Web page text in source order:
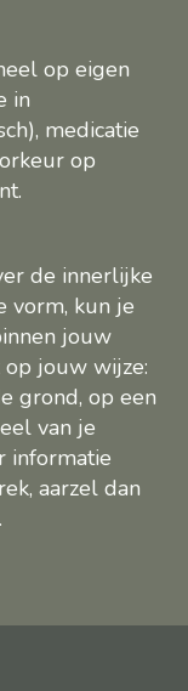
op eigen
in
medicatie
op
de innerlijke
vorm, kun je
jouw
op jouw wijze:
grond, op een
van je
informatie
aarzel dan